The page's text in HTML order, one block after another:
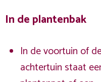
In de plantenbak
In de voortuin of
achtertuin staat